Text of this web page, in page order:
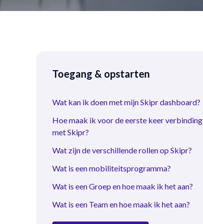
Toegang & opstarten
Wat kan ik doen met mijn Skipr dashboard?
Hoe maak ik voor de eerste keer verbinding
met Skipr?
Wat zijn de verschillende rollen op Skipr?
Wat is een mobiliteitsprogramma?
Wat is een Groep en hoe maak ik het aan?
Wat is een Team en hoe maak ik het aan?